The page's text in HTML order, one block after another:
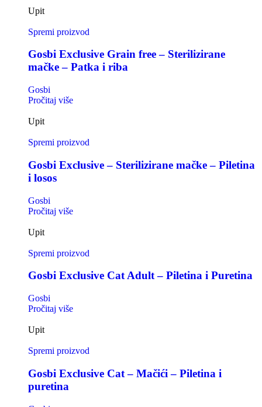
Upit
Spremi proizvod
Gosbi Exclusive Grain free – Sterilizirane
mačke – Patka i riba
Gosbi
Pročitaj više
Upit
Spremi proizvod
Gosbi Exclusive – Sterilizirane mačke – Piletina
i losos
Gosbi
Pročitaj više
Upit
Spremi proizvod
Gosbi Exclusive Cat Adult – Piletina i Puretina
Gosbi
Pročitaj više
Upit
Spremi proizvod
Gosbi Exclusive Cat – Mačići – Piletina i
puretina